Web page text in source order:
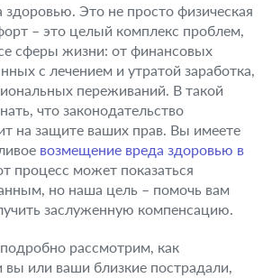
здоровью. Это не просто физическая
– это целый комплекс проблем,
сферы жизни: от финансовых
с лечением и утратой заработка,
переживаний. В такой
что законодательство
на защите ваших прав. Вы имеете
возмещение вреда здоровью в
процесс может показаться
но наша цель – помочь вам
заслуженную компенсацию.
рассмотрим, как
вы или ваши близкие пострадали,